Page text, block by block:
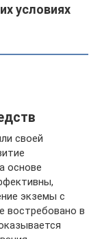
условиях
своей
основе
экземы с
востребовано в